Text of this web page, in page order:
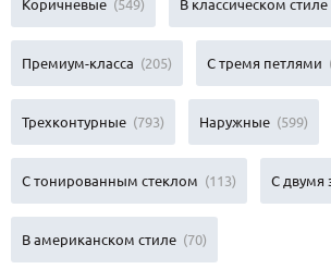
Коричневые (549) В классическом стиле
Премиум-класса (205) С тремя петлями
Трехконтурные (793) Наружные (599)
С тонированным стеклом (113) С двумя
В американском стиле (70)